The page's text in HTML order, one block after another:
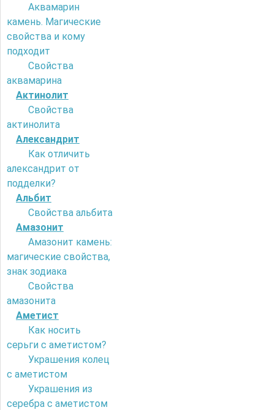
Аквамарин
камень. Магические
свойства и кому
подходит
Свойства
аквамарина
Актинолит
Свойства
актинолита
Александрит
Как отличить
александрит от
подделки?
Альбит
Свойства альбита
Амазонит
Амазонит камень:
магические свойства,
знак зодиака
Свойства
амазонита
Аметист
Как носить
серьги с аметистом?
Украшения колец
с аметистом
Украшения из
серебра с аметистом